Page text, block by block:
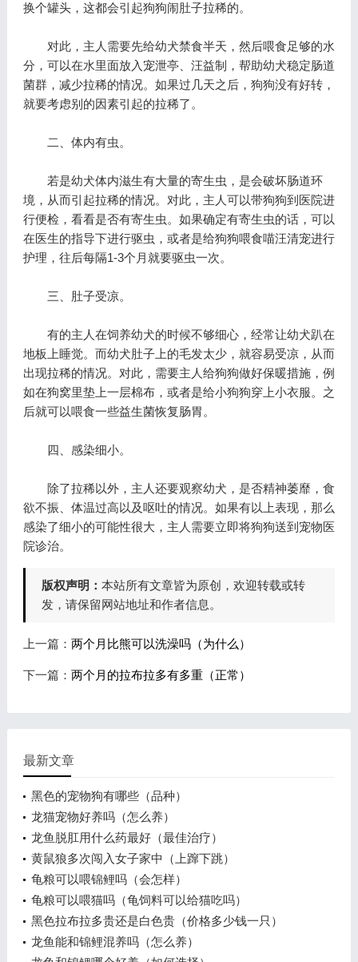
换个罐头，这都会引起狗狗闹肚子拉稀的。
对此，主人需要先给幼犬禁食半天，然后喂食足够的水
分，可以在水里面放入宠泄亭、汪益制，帮助幼犬稳定肠道
菌群，减少拉稀的情况。如果过几天之后，狗狗没有好转，
就要考虑别的因素引起的拉稀了。
二、体内有虫。
若是幼犬体内滋生有大量的寄生虫，是会破坏肠道环
境，从而引起拉稀的情况。对此，主人可以带狗狗到医院进
行便检，看看是否有寄生虫。如果确定有寄生虫的话，可以
在医生的指导下进行驱虫，或者是给狗狗喂食喵汪清宠进行
护理，往后每隔1-3个月就要驱虫一次。
三、肚子受凉。
有的主人在饲养幼犬的时候不够细心，经常让幼犬趴在
地板上睡觉。而幼犬肚子上的毛发太少，就容易受凉，从而
出现拉稀的情况。对此，需要主人给狗狗做好保暖措施，例
如在狗窝里垫上一层棉布，或者是给小狗狗穿上小衣服。之
后就可以喂食一些益生菌恢复肠胃。
四、感染细小。
除了拉稀以外，主人还要观察幼犬，是否精神萎靡，食
欲不振、体温过高以及呕吐的情况。如果有以上表现，那么
感染了细小的可能性很大，主人需要立即将狗狗送到宠物医
院诊治。
版权声明： 本站所有文章皆为原创，欢迎转载或转
发，请保留网站地址和作者信息。
上一篇： 两个月比熊可以洗澡吗（为什么）
下一篇： 两个月的拉布拉多有多重（正常）
最新文章
黑色的宠物狗有哪些（品种）
龙猫宠物好养吗（怎么养）
龙鱼脱肛用什么药最好（最佳治疗）
黄鼠狼多次闯入女子家中（上蹿下跳）
龟粮可以喂锦鲤吗（会怎样）
龟粮可以喂猫吗（龟饲料可以给猫吃吗）
黑色拉布拉多贵还是白色贵（价格多少钱一只）
龙鱼能和锦鲤混养吗（怎么养）